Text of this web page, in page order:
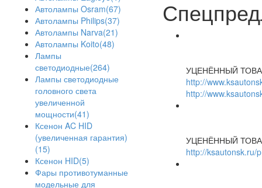
Автолампы Osram(67)
Автолампы Philips(37)
Автолампы Narva(21)
Автолампы Koito(48)
Лампы
светодиодные(264)
Лампы светодиодные
головного света
увеличенной
мощности(41)
Ксенон AC HID
(увеличенная гарантия)
(15)
Ксенон HID(5)
Фары противотуманные
модельные для
УЦЕНЁННЫЙ
http://
http://
УЦЕНЁННЫЙ
http://ksautonsk.ru/